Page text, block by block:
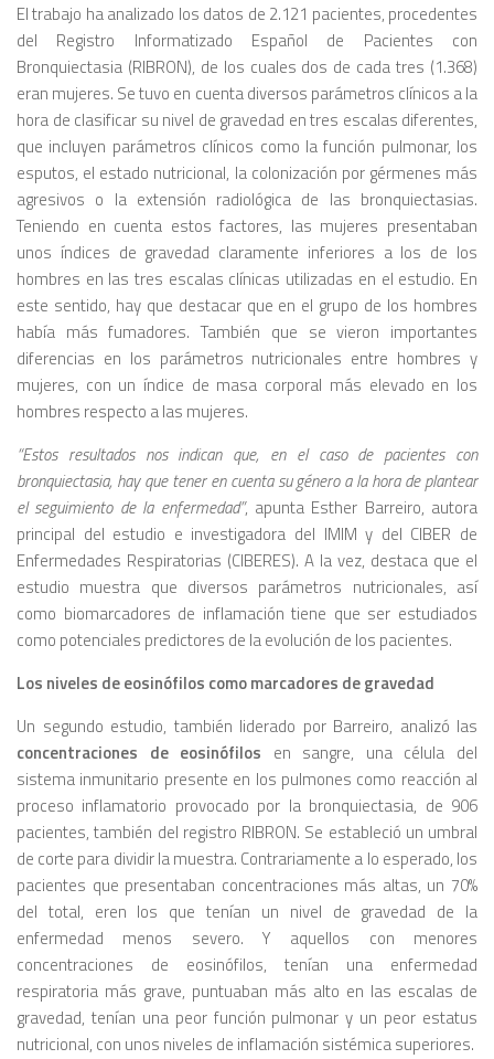
El trabajo ha analizado los datos de 2.121 pacientes, procedentes
del Registro Informatizado Español de Pacientes con
Bronquiectasia (RIBRON), de los cuales dos de cada tres (1.368)
eran mujeres. Se tuvo en cuenta diversos parámetros clínicos a la
hora de clasificar su nivel de gravedad en tres escalas diferentes,
que incluyen parámetros clínicos como la función pulmonar, los
esputos, el estado nutricional, la colonización por gérmenes más
agresivos o la extensión radiológica de las bronquiectasias.
Teniendo en cuenta estos factores, las mujeres presentaban
unos índices de gravedad claramente inferiores a los de los
hombres en las tres escalas clínicas utilizadas en el estudio. En
este sentido, hay que destacar que en el grupo de los hombres
había más fumadores. También que se vieron importantes
diferencias en los parámetros nutricionales entre hombres y
mujeres, con un índice de masa corporal más elevado en los
hombres respecto a las mujeres.
“Estos resultados nos indican que, en el caso de pacientes con
bronquiectasia, hay que tener en cuenta su género a la hora de plantear
el seguimiento de la enfermedad”, apunta Esther Barreiro, autora
principal del estudio e investigadora del IMIM y del CIBER de
Enfermedades Respiratorias (CIBERES). A la vez, destaca que el
estudio muestra que diversos parámetros nutricionales, así
como biomarcadores de inflamación tiene que ser estudiados
como potenciales predictores de la evolución de los pacientes.
Los niveles de eosinófilos como marcadores de gravedad
Un segundo estudio, también liderado por Barreiro, analizó las
concentraciones de eosinófilos en sangre, una célula del
sistema inmunitario presente en los pulmones como reacción al
proceso inflamatorio provocado por la bronquiectasia, de 906
pacientes, también del registro RIBRON. Se estableció un umbral
de corte para dividir la muestra. Contrariamente a lo esperado, los
pacientes que presentaban concentraciones más altas, un 70%
del total, eren los que tenían un nivel de gravedad de la
enfermedad menos severo. Y aquellos con menores
concentraciones de eosinófilos, tenían una enfermedad
respiratoria más grave, puntuaban más alto en las escalas de
gravedad, tenían una peor función pulmonar y un peor estatus
nutricional, con unos niveles de inflamación sistémica superiores.